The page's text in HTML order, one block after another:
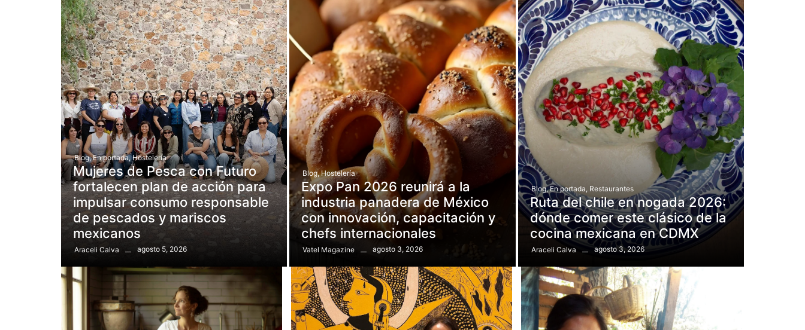
Blog, En portada, Hostelería
Mujeres de Pesca con Futuro
fortalecen plan de acción para
impulsar consumo responsable
de pescados y mariscos
mexicanos
Araceli Calva agosto 5, 2026
Blog, Hostelería
Expo Pan 2026 reunirá a la
industria panadera de México
con innovación, capacitación y
chefs internacionales
Vatel Magazine agosto 3, 2026
Blog, En portada, Restaurantes
Ruta del chile en nogada 2026:
dónde comer este clásico de la
cocina mexicana en CDMX
Araceli Calva agosto 3, 2026